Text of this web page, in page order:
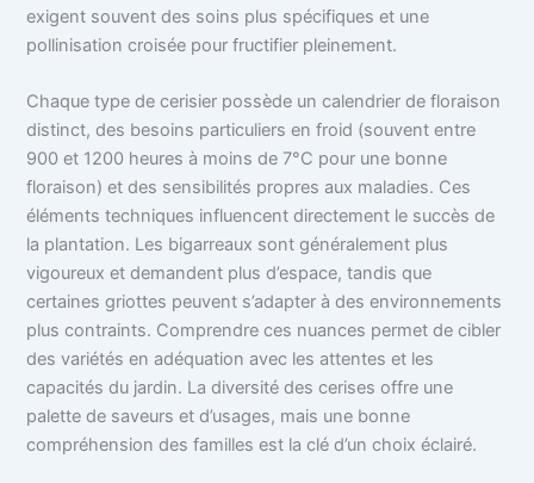
exigent souvent des soins plus spécifiques et une
pollinisation croisée pour fructifier pleinement.
Chaque type de cerisier possède un calendrier de floraison
distinct, des besoins particuliers en froid (souvent entre
900 et 1200 heures à moins de 7°C pour une bonne
floraison) et des sensibilités propres aux maladies. Ces
éléments techniques influencent directement le succès de
la plantation. Les bigarreaux sont généralement plus
vigoureux et demandent plus d’espace, tandis que
certaines griottes peuvent s’adapter à des environnements
plus contraints. Comprendre ces nuances permet de cibler
des variétés en adéquation avec les attentes et les
capacités du jardin. La diversité des cerises offre une
palette de saveurs et d’usages, mais une bonne
compréhension des familles est la clé d’un choix éclairé.